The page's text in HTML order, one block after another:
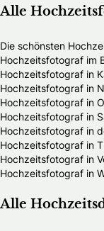
Alle
Die schönsten
Hochzeitsfotograf im
Hochzeitsfotograf in
Hochzeitsfotograf in
Hochzeitsfotograf in
Hochzeitsfotograf in
Hochzeitsfotograf in
Hochzeitsfotograf in
Hochzeitsfotograf in
Hochzeitsfotograf in
Alle